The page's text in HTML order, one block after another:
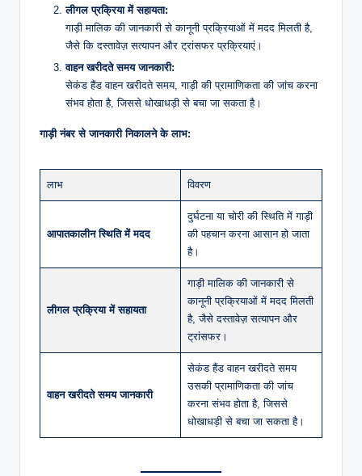
लीगल प्रक्रिया में सहायता:
गाड़ी मालिक की जानकारी से कानूनी प्रक्रियाओं में मदद मिलती है,
जैसे कि दस्तावेज़ सत्यापन और ट्रांसफर प्रक्रियाएं।
वाहन खरीदते समय जानकारी:
सेकंड हैंड वाहन खरीदते समय, गाड़ी की प्रामाणिकता की जांच करना
संभव होता है, जिससे धोखाधड़ी से बचा जा सकता है।
गाड़ी नंबर से जानकारी निकालने के लाभ:
लाभ विवरण
आपातकालीन स्थिति में मदद
दुर्घटना या चोरी की स्थिति में गाड़ी
की पहचान करना आसान हो जाता
है।
लीगल प्रक्रिया में सहायता
गाड़ी मालिक की जानकारी से
कानूनी प्रक्रियाओं में मदद मिलती
है, जैसे दस्तावेज़ सत्यापन और
ट्रांसफर।
वाहन खरीदते समय जानकारी
सेकंड हैंड वाहन खरीदते समय
उसकी प्रामाणिकता की जांच
करना संभव होता है, जिससे
धोखाधड़ी से बचा जा सकता है।